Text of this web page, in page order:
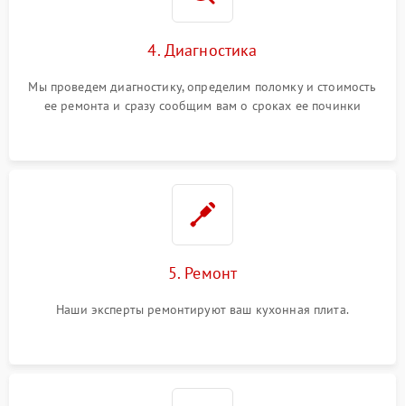
4. Диагностика
Мы проведем диагностику, определим поломку и стоимость
ее ремонта и сразу сообщим вам о сроках ее починки
5. Ремонт
Наши эксперты ремонтируют ваш кухонная плита.